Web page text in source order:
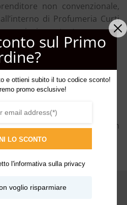
non convenzionale,
di Profumeria Curti
spazio importante a questa
i classici con
li spinge
una stima reciproca e un
sul Primo
e ottieni subito il tuo codice sconto!
promo esclusive!
LO SCONTO
l'informativa sulla privacy
voglio risparmiare